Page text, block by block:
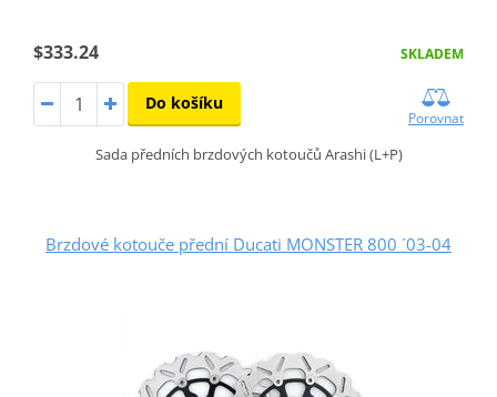
$333.24 SKLADEM
Do košíku
Porovnat
Sada předních brzdových kotoučů Arashi (L+P)
Brzdové kotouče přední Ducati MONSTER 800 ´03-04